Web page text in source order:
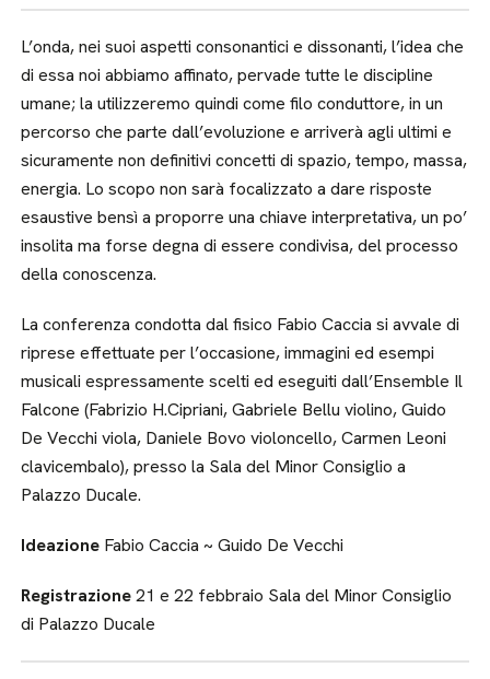
L’onda, nei suoi aspetti consonantici e dissonanti, l’idea che
di essa noi abbiamo affinato, pervade tutte le discipline
umane; la utilizzeremo quindi come filo conduttore, in un
percorso che parte dall’evoluzione e arriverà agli ultimi e
sicuramente non definitivi concetti di spazio, tempo, massa,
energia. Lo scopo non sarà focalizzato a dare risposte
esaustive bensì a proporre una chiave interpretativa, un po’
insolita ma forse degna di essere condivisa, del processo
della conoscenza.
La conferenza condotta dal fisico Fabio Caccia si avvale di
riprese effettuate per l’occasione, immagini ed esempi
musicali espressamente scelti ed eseguiti dall’Ensemble Il
Falcone (Fabrizio H.Cipriani, Gabriele Bellu violino, Guido
De Vecchi viola, Daniele Bovo violoncello, Carmen Leoni
clavicembalo), presso la Sala del Minor Consiglio a
Palazzo Ducale.
Ideazione Fabio Caccia ~ Guido De Vecchi
Registrazione21 e 22 febbraio Sala del Minor Consiglio
di Palazzo Ducale